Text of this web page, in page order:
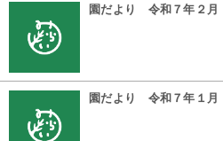
園だより 令和７年２月
園だより 令和７年１月